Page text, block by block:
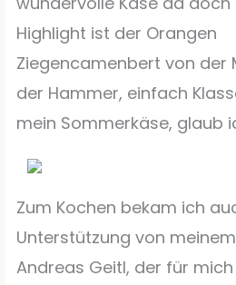
Highlight ist der Orangen
Ziegencamenbert von der
der Hammer, einfach
mein Sommerkäse, glaub
Zum Kochen bekam ich
Unterstützung von
Andreas Geitl, der für